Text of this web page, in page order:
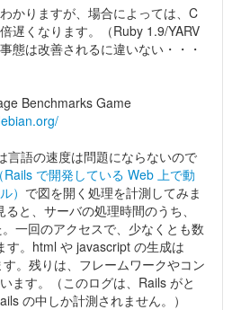
かりますが、場合によっては、C
遅くなります。（Ruby 1.9/YARV
態は改善されるに違いない・・・
Benchmarks Game
言語の速度は問題にならないので
Rails で開発している Web 上で動
） で図を開く処理を計測してみま
と、サーバの処理時間のうち、
一回のアクセスで、少なくとも数
す。html や javascript の生成は
。残りは、フレームワークやコン
ます。（このログは、Rails がと
の中しか計測されません。）